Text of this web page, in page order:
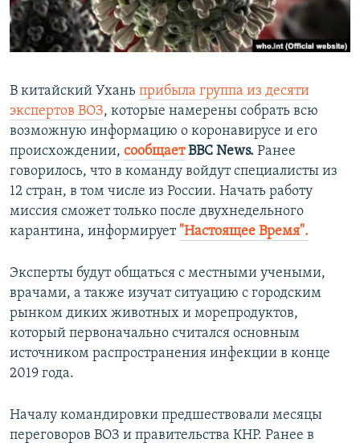
ПОБЕДИТЕЛЕЙ НЕ СУДЯТ?
КРЫМ.НЕПОКОРЕННЫЙ
УКРАИНСКАЯ ПРОБЛЕМА КРЫМА
ПРИСОЕДИНЯЙТЕСЬ!
Все сайты RFE/RL
В китайский Ухань прибыла группа из десяти
экспертов ВОЗ, которые намерены собрать всю
возможную информацию о коронавирусе и его
происхождении, сообщаетВВС News. Ранее
говорилось, что в команду войдут специалисты из
12 стран, в том числе из России. Начать работу
миссия сможет только после двухнедельного
карантина, информирует "Настоящее Время".
Эксперты будут общаться с местными учеными,
врачами, а также изучат ситуацию с городским
рынком диких животных и морепродуктов,
который первоначально считался основным
источником распространения инфекции в конце
2019 года.
Началу командировки предшествовали месяцы
переговоров ВОЗ и правительства КНР. Ранее в